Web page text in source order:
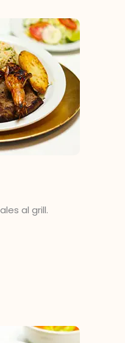
al grill.